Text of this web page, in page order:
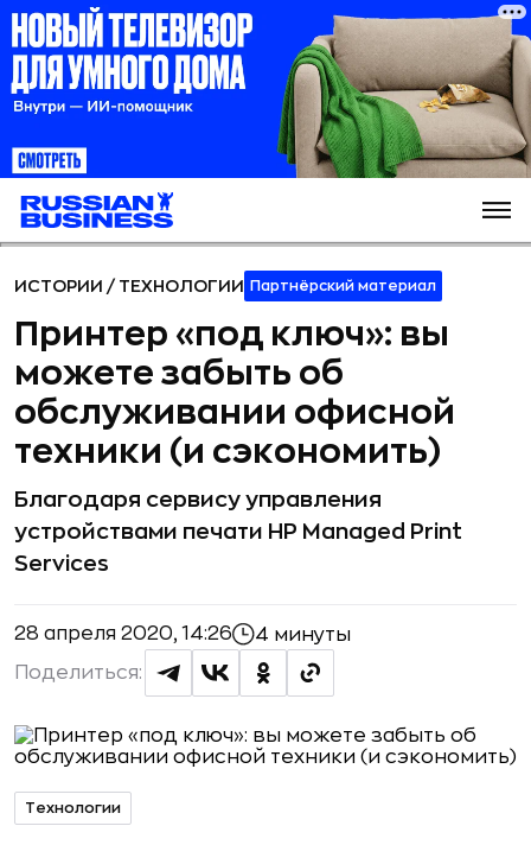
ИСТОРИИ / ТЕХНОЛОГИИ Партнёрский материал
Принтер «под ключ»: вы
можете забыть об
обслуживании офисной
техники (и сэкономить)
Благодаря сервису управления
устройствами печати HP Managed Print
Services
28 апреля 2020, 14:26 4 минуты
Поделиться:
Технологии